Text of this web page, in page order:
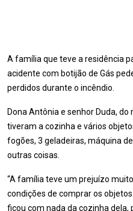
A família que teve a residência
acidente com botijão de Gás
perdidos durante o incêndio.
Dona Antônia e senhor Duda,
tiveram a cozinha e vários
fogões, 3 geladeiras, máquina
outras coisas.
“A família teve um prejuízo
condições de comprar os
ficou com nada da cozinha dela,